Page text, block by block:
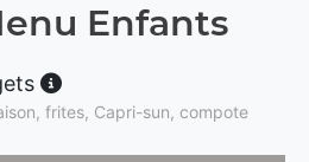
Enfants
frites, Capri-sun, compote